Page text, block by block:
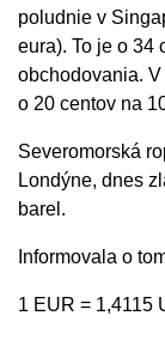
poludnie v
eura). To je o 34
obchodovania.
o 20 centov na
Severomorská
Londýne, dnes
barel.
Informovala o
1 EUR = 1,4115